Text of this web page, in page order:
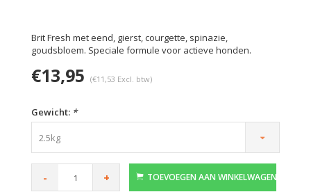
Brit Fresh met eend, gierst, courgette, spinazie,
goudsbloem. Speciale formule voor actieve honden.
€13,95 (€11,53 Excl. btw)
Gewicht: *
2.5kg
- + TOEVOEGEN AAN WINKELWAGEN